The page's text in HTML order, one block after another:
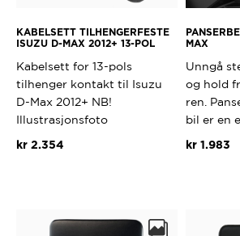
KABELSETT TILHENGERFESTE
ISUZU D-MAX 2012+ 13-POL
Kabelsett for 13-pols
tilhenger kontakt til Isuzu
D-Max 2012+ NB!
Illustrasjonsfoto
kr2.354
MAX
Unngå
og hold
ren.
bil er en
kr 1.983